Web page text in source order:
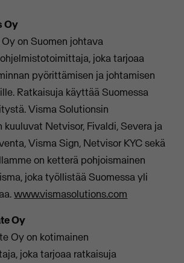
Oy
on Suomen johtava
joka tarjoaa
pyörittämisen ja johtamisen
Ratkaisuja käyttää Suomessa
Visma Solutionsin
kuuluvat Netvisor, Fivaldi, Severa ja
Visma Sign, Netvisor KYC sekä
on ketterä pohjoismainen
joka työllistää Suomessa yli
www.vismasolutions.com
Oy
Oy on kotimainen
joka tarjoaa ratkaisuja